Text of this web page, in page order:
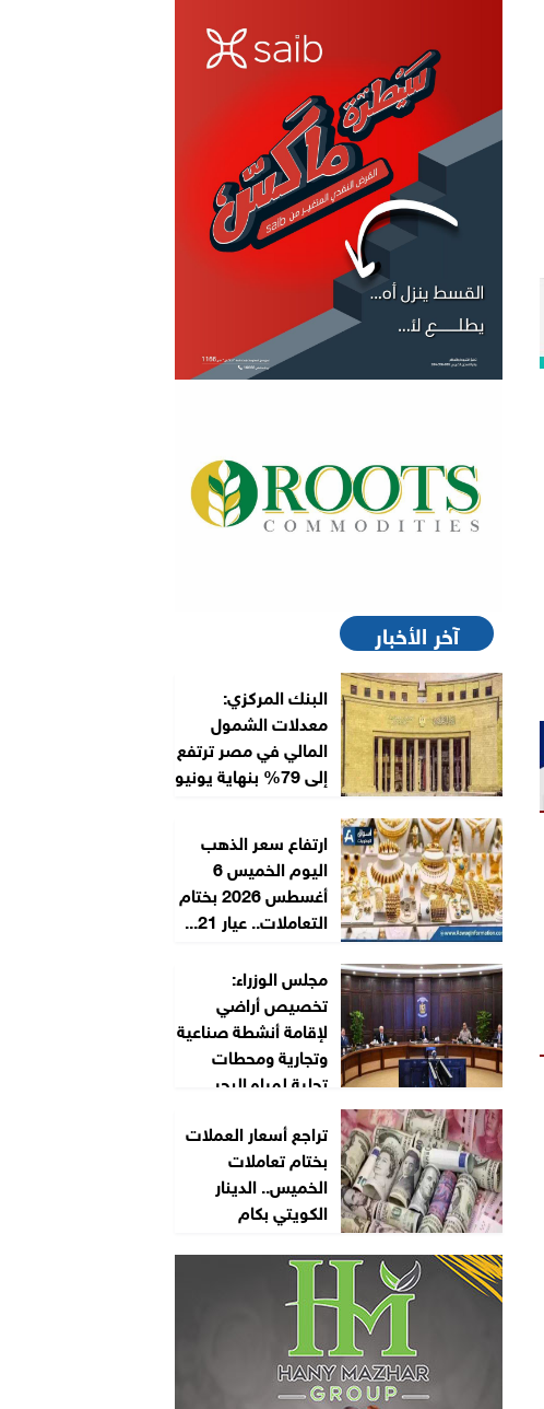
آخر الأخبار
البنك المركزي:
معدلات الشمول
المالي في مصر ترتفع
إلى 79% بنهاية يونيو
ارتفاع سعر الذهب
اليوم الخميس 6
أغسطس 2026 بختام
التعاملات.. عيار 21...
مجلس الوزراء:
تخصيص أراضي
لإقامة أنشطة صناعية
وتجارية ومحطات
تحلية لمياه البحر
تراجع أسعار العملات
بختام تعاملات
الخميس.. الدينار
الكويتي بكام